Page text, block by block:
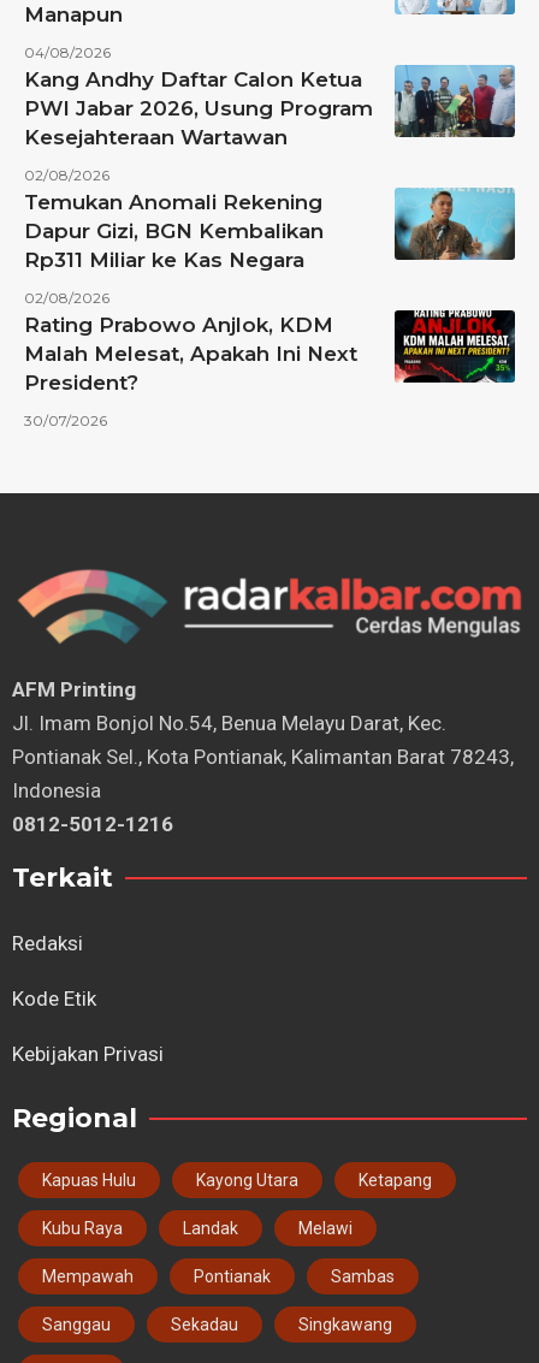
Manapun
04/08/2026
Kang Andhy Daftar Calon Ketua
PWI Jabar 2026, Usung Program
Kesejahteraan Wartawan
02/08/2026
Temukan Anomali Rekening
Dapur Gizi, BGN Kembalikan
Rp311 Miliar ke Kas Negara
02/08/2026
Rating Prabowo Anjlok, KDM
Malah Melesat, Apakah Ini Next
President?
30/07/2026
AFM Printing
⁠Jl. Imam Bonjol No.54, Benua Melayu Darat, Kec.
Pontianak Sel., Kota Pontianak, Kalimantan Barat 78243,
Indonesia
0812-5012-1216
Terkait
Redaksi
Kode Etik
Kebijakan Privasi
Regional
Kapuas Hulu Kayong Utara Ketapang
Kubu Raya Landak Melawi
Mempawah Pontianak Sambas
Sanggau Sekadau Singkawang